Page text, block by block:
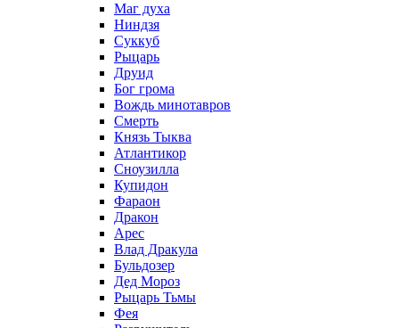
Маг духа
Ниндзя
Суккуб
Рыцарь
Друид
Бог грома
Вождь минотавров
Смерть
Князь Тыква
Атлантикор
Сноузилла
Купидон
Фараон
Дракон
Арес
Влад Дракула
Бульдозер
Дед Мороз
Рыцарь Тьмы
Фея